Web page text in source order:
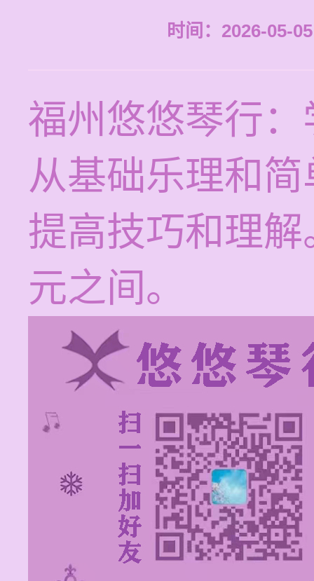
时间：2026-05-
福州悠悠琴行
从基础乐理和
提高技巧和理
元之间。